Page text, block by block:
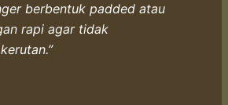
berbentuk padded atau
rapi agar tidak